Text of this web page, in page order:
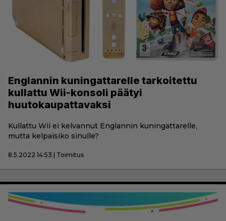
Englannin kuningattarelle tarkoitettu
kullattu Wii-konsoli päätyi
huutokaupattavaksi
Kullattu Wii ei kelvannut Englannin kuningattarelle,
mutta kelpaisiko sinulle?
8.5.2022 14:53 | Toimitus